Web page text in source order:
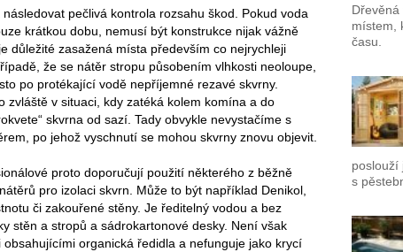
následovat pečlivá kontrola rozsahu škod. Pokud voda
krátkou dobu, nemusí být konstrukce nijak vážně
důležité zasažená místa především co nejrychleji
že se nátěr stropu působením vlhkosti neoloupe,
po protékající vodě nepříjemné rezavé skvrny.
zvláště v situaci, kdy zatéká kolem komína a do
skvrna od sazí. Tady obvykle nevystačíme s
po jehož vyschnutí se mohou skvrny znovu objevit.
proto doporučují použití některého z běžně
pro izolaci skvrn. Může to být například Denikol,
či zakouřené stěny. Je ředitelný vodou a bez
stěn a stropů a sádrokartonové desky. Není však
organická ředidla a nefunguje jako krycí
místem,
času.
poslouží
s